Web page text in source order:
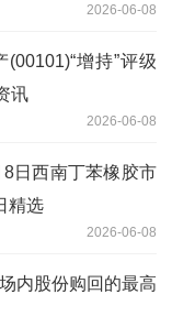
2026-06-08
增持”评级
讯
2026-06-08
日西南丁苯橡胶市
精选
2026-06-08
内股份购回的最高